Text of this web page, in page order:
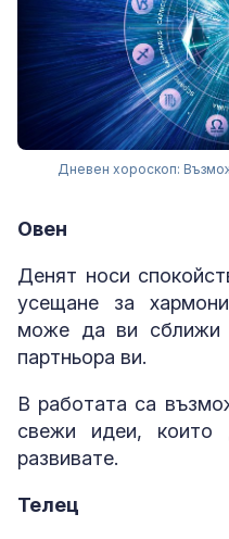
Дневен хороскоп:
Овен
Денят носи
усещане за
може да ви сближи
партньора ви.
В работата са
свежи идеи,
развивате.
Телец